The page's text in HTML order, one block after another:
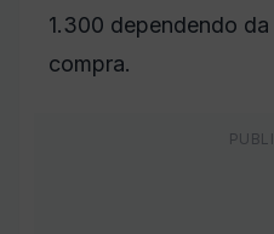
1.300 dependendo
compra.